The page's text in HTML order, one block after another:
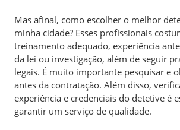
Mas afinal, como escolher o melhor
minha cidade? Esses profissionais
treinamento adequado, experiência
da lei ou investigação, além de seguir
legais. É muito importante pesquisar e
antes da contratação. Além disso,
experiência e credenciais do detetive é
garantir um serviço de qualidade.